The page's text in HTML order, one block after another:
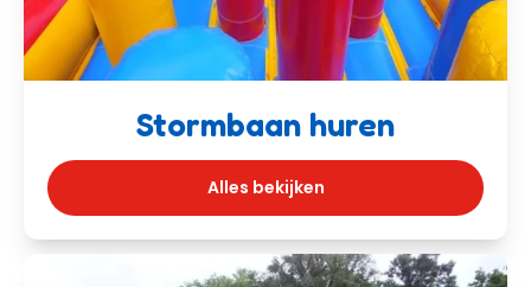
Stormbaan huren
Alles bekijken